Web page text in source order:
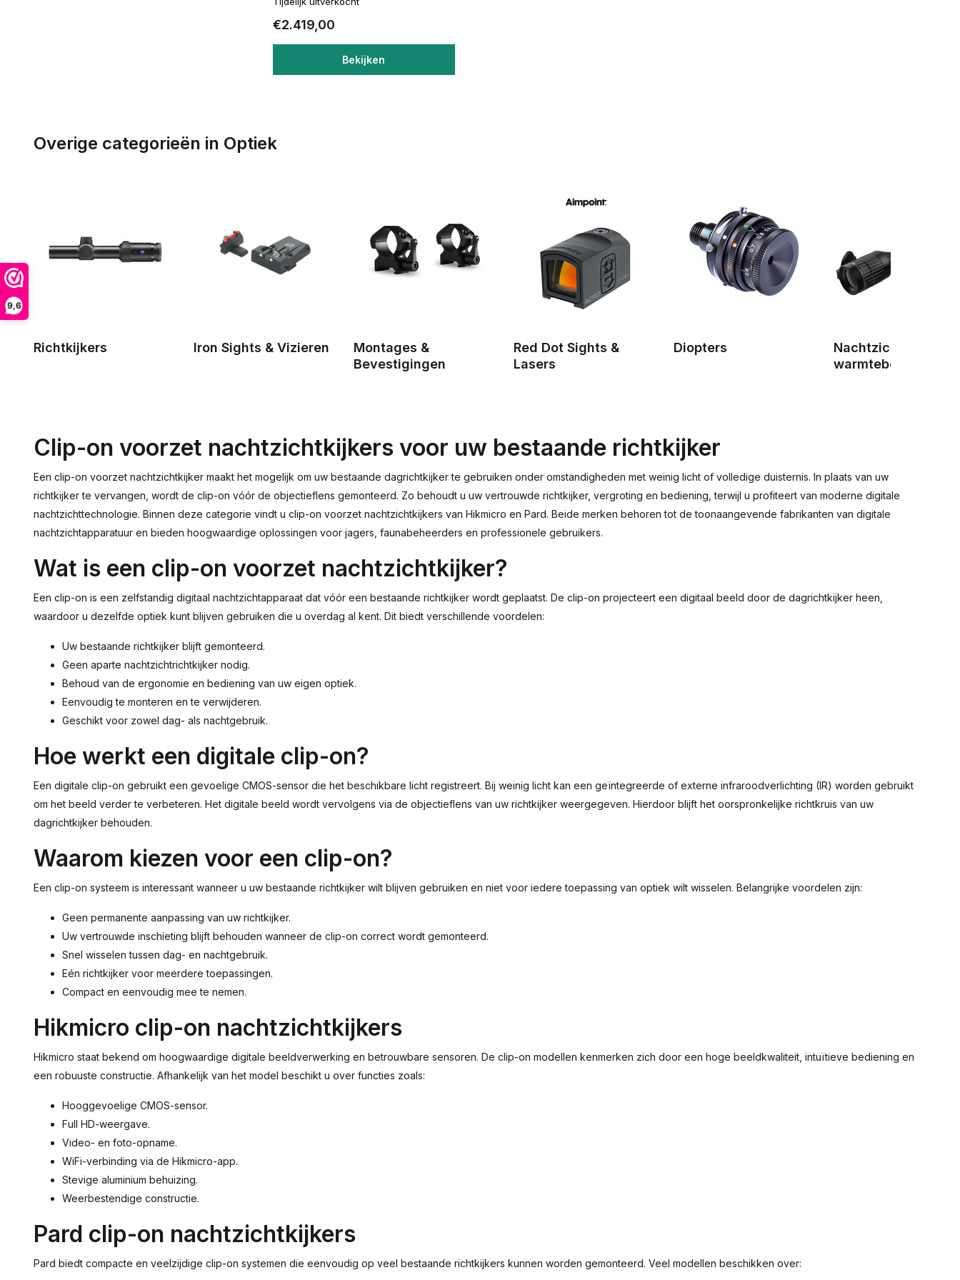
9,6
€2.419,00
Bekijken
Overige categorieën in Optiek
Richtkijkers Iron Sights & Vizieren
Montages &
Bevestigingen
Red Dot Sights &
Lasers
Diopters
Nachtzicht- en
warmtebeeldkijkers
Clip-on voorzet nachtzichtkijkers voor uw bestaande richtkijker
Een clip-on voorzet nachtzichtkijker maakt het mogelijk om uw bestaande dagrichtkijker te gebruiken onder omstandigheden met weinig licht of volledige duisternis. In plaats van uw
richtkijker te vervangen, wordt de clip-on vóór de objectieflens gemonteerd. Zo behoudt u uw vertrouwde richtkijker, vergroting en bediening, terwijl u profiteert van moderne digitale
nachtzichttechnologie. Binnen deze categorie vindt u clip-on voorzet nachtzichtkijkers van Hikmicro en Pard. Beide merken behoren tot de toonaangevende fabrikanten van digitale
nachtzichtapparatuur en bieden hoogwaardige oplossingen voor jagers, faunabeheerders en professionele gebruikers.
Wat is een clip-on voorzet nachtzichtkijker?
Een clip-on is een zelfstandig digitaal nachtzichtapparaat dat vóór een bestaande richtkijker wordt geplaatst. De clip-on projecteert een digitaal beeld door de dagrichtkijker heen,
waardoor u dezelfde optiek kunt blijven gebruiken die u overdag al kent. Dit biedt verschillende voordelen:
Uw bestaande richtkijker blijft gemonteerd.
Geen aparte nachtzichtrichtkijker nodig.
Behoud van de ergonomie en bediening van uw eigen optiek.
Eenvoudig te monteren en te verwijderen.
Geschikt voor zowel dag- als nachtgebruik.
Hoe werkt een digitale clip-on?
Een digitale clip-on gebruikt een gevoelige CMOS-sensor die het beschikbare licht registreert. Bij weinig licht kan een geïntegreerde of externe infraroodverlichting (IR) worden gebruikt
om het beeld verder te verbeteren. Het digitale beeld wordt vervolgens via de objectieflens van uw richtkijker weergegeven. Hierdoor blijft het oorspronkelijke richtkruis van uw
dagrichtkijker behouden.
Waarom kiezen voor een clip-on?
Een clip-on systeem is interessant wanneer u uw bestaande richtkijker wilt blijven gebruiken en niet voor iedere toepassing van optiek wilt wisselen. Belangrijke voordelen zijn:
Geen permanente aanpassing van uw richtkijker.
Uw vertrouwde inschieting blijft behouden wanneer de clip-on correct wordt gemonteerd.
Snel wisselen tussen dag- en nachtgebruik.
Eén richtkijker voor meerdere toepassingen.
Compact en eenvoudig mee te nemen.
Hikmicro clip-on nachtzichtkijkers
Hikmicro staat bekend om hoogwaardige digitale beeldverwerking en betrouwbare sensoren. De clip-on modellen kenmerken zich door een hoge beeldkwaliteit, intuïtieve bediening en
een robuuste constructie. Afhankelijk van het model beschikt u over functies zoals:
Hooggevoelige CMOS-sensor.
Full HD-weergave.
Video- en foto-opname.
WiFi-verbinding via de Hikmicro-app.
Stevige aluminium behuizing.
Weerbestendige constructie.
Pard clip-on nachtzichtkijkers
Pard biedt compacte en veelzijdige clip-on systemen die eenvoudig op veel bestaande richtkijkers kunnen worden gemonteerd. Veel modellen beschikken over: